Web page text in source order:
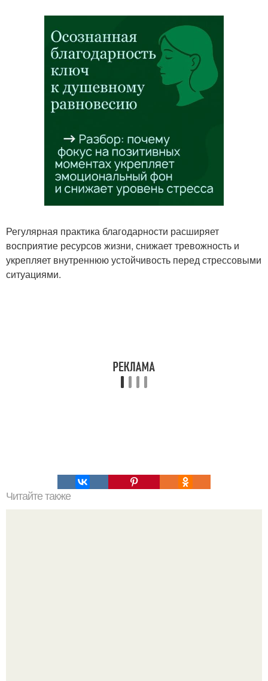
Регулярная практика благодарности расширяет
восприятие ресурсов жизни, снижает тревожность и
укрепляет внутреннюю устойчивость перед стрессовыми
ситуациями.
Читайте также